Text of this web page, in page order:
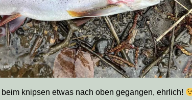
knipsen etwas nach oben gegangen, ehrlich!